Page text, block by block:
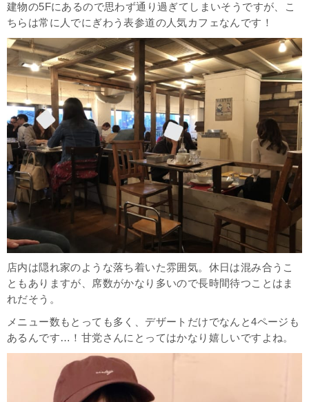
建物の5Fにあるので思わず通り過ぎてしまいそうですが、こ
ちらは常に人でにぎわう表参道の人気カフェなんです！
店内は隠れ家のような落ち着いた雰囲気。休日は混み合うこ
ともありますが、席数がかなり多いので長時間待つことはま
れだそう。
メニュー数もとっても多く、デザートだけでなんと4ページも
あるんです…！甘党さんにとってはかなり嬉しいですよね。